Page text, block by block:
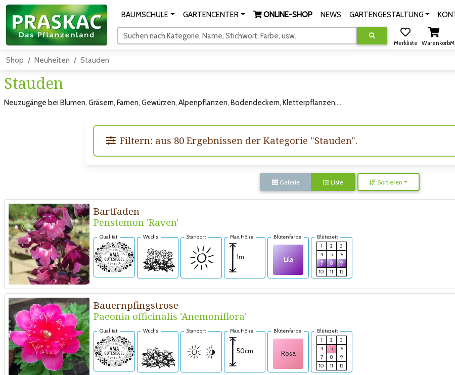
BAUMSCHULE GARTENCENTER ONLINE-SHOP NEWS GARTENGESTALTUNG
Suchen nach Kategorie, Name, Stichwort, Farbe, usw.
Merkliste Warenkorb
Shop Neuheiten Stauden
Stauden
Neuzugänge bei Blumen, Gräsern, Farnen, Gewürzen, Alpenpflanzen, Bodendeckern, Kletterpflanzen,...
Filtern: aus 80 Ergebnissen der Kategorie "Stauden".
Galerie Liste Sortieren
Bartfaden
Penstemon 'Raven'
Qualität Wuchs Standort Max. Höhe
1m
Blütenfarbe
Lila
Blütezeit
1
2
3
4
5
6
7
8
9
10
11 12
Bauernpfingstrose
Paeonia officinalis 'Anemoniflora'
Qualität Wuchs Standort Max. Höhe
50cm
Blütenfarbe
Rosa
Blütezeit
1
2
3
4
5
6
7
8
9
10
11 12